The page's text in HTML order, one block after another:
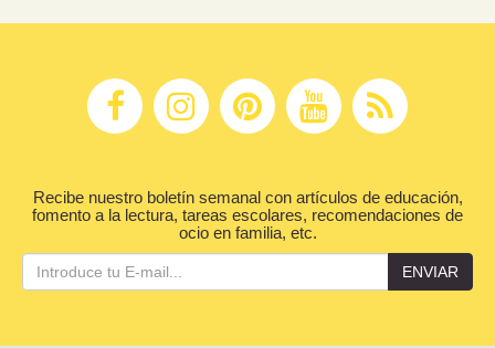
Recibe nuestro boletín semanal con artículos de educación,
fomento a la lectura, tareas escolares, recomendaciones de
ocio en familia, etc.
ENVIAR